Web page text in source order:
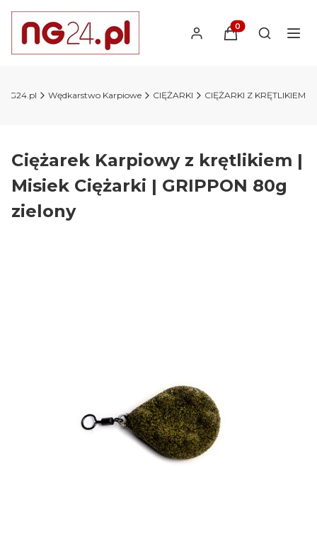
Produkty w
Otwórz
NG24.pl Wędkarstwo Karpiowe CIĘŻARKI CIĘŻARKI Z KRĘTLIKIEM
Ciężarek Karpiowy z krętlikiem |
Misiek Ciężarki | GRIPPON 80g
zielony